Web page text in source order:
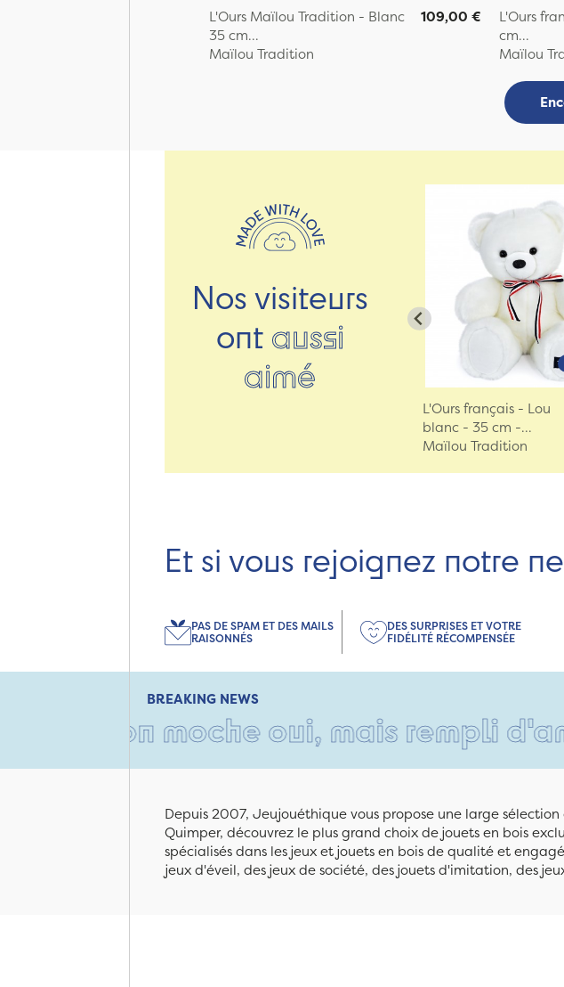
L'Ours Maïlou Tradition - Blanc
35 cm...
Maïlou Tradition
109,00 €
L'Ours
cm...
Maïlou
Nos visiteurs
ont aussi
aimé
L'Ours français - Lou
blanc - 35 cm -...
Maïlou Tradition
Et si vous rejoignez notre
PAS DE SPAM ET DES MAILS
RAISONNÉS
DES SURPRISES ET VOTRE
FIDÉLITÉ RÉCOMPENSÉE
BREAKING NEWS
moche oui, mais rempli d'amour
Depuis 2007, Jeujouéthique vous propose une large
Quimper, découvrez le plus grand choix de jouets en bois
spécialisés dans les jeux et jouets en bois de qualité et
jeux d'éveil, des jeux de société, des jouets d'imitation, des